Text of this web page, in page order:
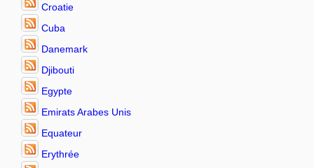
Croatie
Cuba
Danemark
Djibouti
Egypte
Emirats Arabes Unis
Equateur
Erythrée